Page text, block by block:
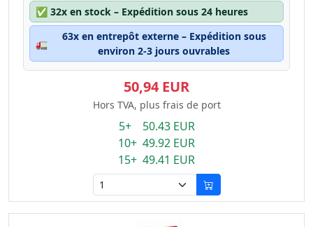
✅ 32x en stock – Expédition sous 24 heures
🚛
63x en entrepôt externe – Expédition sous
environ 2-3 jours ouvrables
50,94 EUR
Hors TVA, plus frais de port
5+ 50.43 EUR
10+ 49.92 EUR
15+ 49.41 EUR